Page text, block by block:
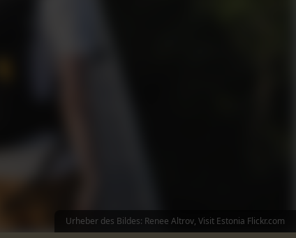
Urheber des Bildes: Renee Altrov, Visit Estonia Flickr.com